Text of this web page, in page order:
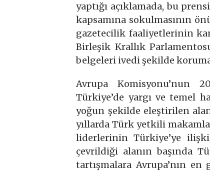
yaptığı açıklamada, bu
kapsamına sokulmasının
gazetecilik faaliyetlerinin
Birleşik Krallık
belgeleri ivedi şekilde koruma
Avrupa Komisyonu’nun
Türkiye’de yargı ve temel
yoğun şekilde eleştirilen
yıllarda Türk yetkili
liderlerinin Türkiye’ye
çevrildiği alanın başında
tartışmalara Avrupa’nın